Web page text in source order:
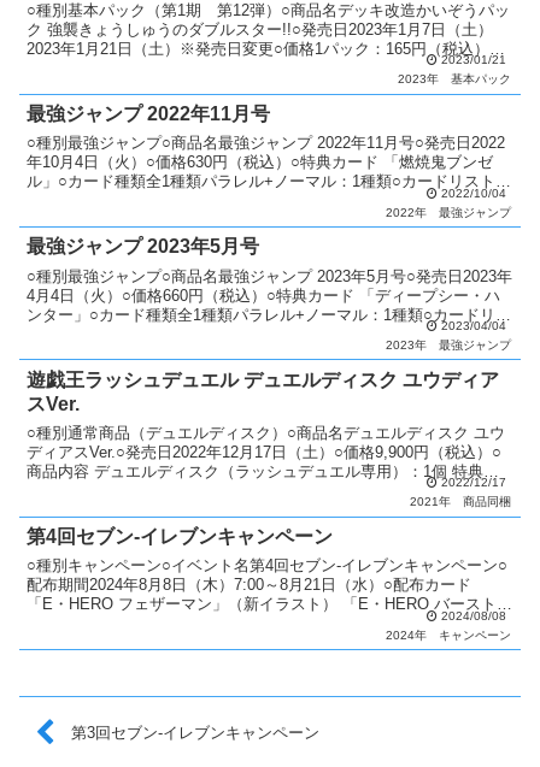
○種別基本パック（第1期 第12弾）○商品名デッキ改造かいぞうパッ
ク 強襲きょうしゅうのダブルスター!!○発売日2023年1月7日（土）
2023年1月21日（土）※発売日変更○価格1パック：165円（税込）1
2023/01/21
2023年
基本パック
最強ジャンプ 2022年11月号
○種別最強ジャンプ○商品名最強ジャンプ 2022年11月号○発売日2022
年10月4日（火）○価格630円（税込）○特典カード 「燃焼鬼ブンゼ
ル」○カード種類全1種類パラレル+ノーマル：1種類○カードリスト最
2022/10/04
2022年
最強ジャンプ
最強ジャンプ 2023年5月号
○種別最強ジャンプ○商品名最強ジャンプ 2023年5月号○発売日2023年
4月4日（火）○価格660円（税込）○特典カード 「ディープシー・ハ
ンター」○カード種類全1種類パラレル+ノーマル：1種類○カードリス
2023/04/04
2023年
最強ジャンプ
遊戯王ラッシュデュエル デュエルディスク ユウディア
スVer.
○種別通常商品（デュエルディスク）○商品名デュエルディスク ユウ
ディアスVer.○発売日2022年12月17日（土）○価格9,900円（税込）○
商品内容 デュエルディスク（ラッシュデュエル専用）：1個 特典カ
2022/12/17
2021年
商品同梱
第4回セブン-イレブンキャンペーン
○種別キャンペーン○イベント名第4回セブン-イレブンキャンペーン○
配布期間2024年8月8日（木）7:00～8月21日（水）○配布カード
「E・HERO フェザーマン」（新イラスト） 「E・HERO バーストレ
2024/08/08
2024年
キャンペーン
第3回セブン-イレブンキャンペーン